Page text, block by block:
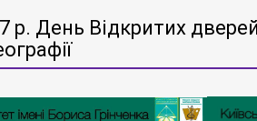
р. День Відкритих